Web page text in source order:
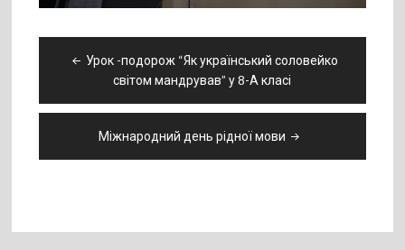
записівУрок -подорож “Як український соловейко
світом мандрував” у 8-А класі
Міжнародний день рідної мови